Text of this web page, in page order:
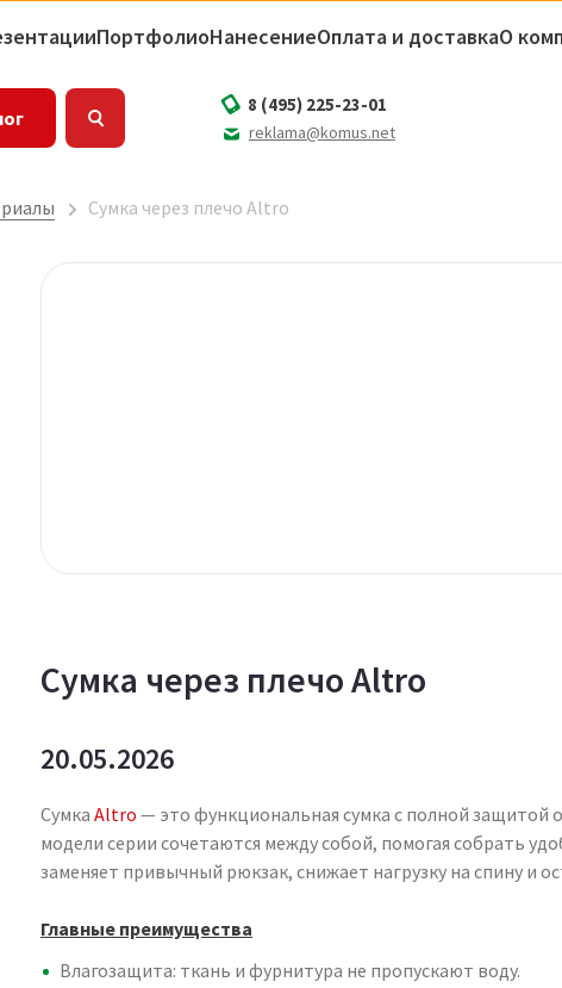
ПортфолиоНанесениеОплата и доставкаО
8 (495) 225-23-01
reklama@komus.net
Сумка через плечо Altro
Сумка через плечо Altro
20.05.2026
Сумка Altro — это функциональная сумка с полной защитой
модели серии сочетаются между собой, помогая собрать
заменяет привычный рюкзак, снижает нагрузку на спину и
Главные преимущества
Влагозащита: ткань и фурнитура не пропускают воду.